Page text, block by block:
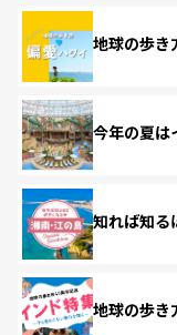
地球の歩
今年の夏は
知れば知る
地球の歩き